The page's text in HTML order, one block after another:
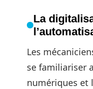
La
Les
se familiariser
numériques et